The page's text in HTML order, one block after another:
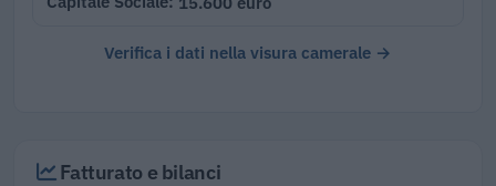
Verifica i dati nella visura camerale →
Fatturato e bilanci